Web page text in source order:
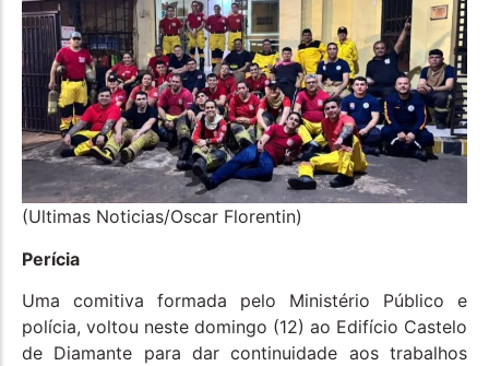
(Ultimas Noticias/Oscar Florentin)
Perícia
Uma comitiva formada pelo Ministério Público e
polícia, voltou neste domingo (12) ao Edifício Castelo
de Diamante para dar continuidade aos trabalhos